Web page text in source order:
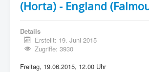
(Horta) - England
Details
Erstellt: 19. Juni 2015
Zugriffe: 3930
Freitag, 19.06.2015, 12.00 Uhr